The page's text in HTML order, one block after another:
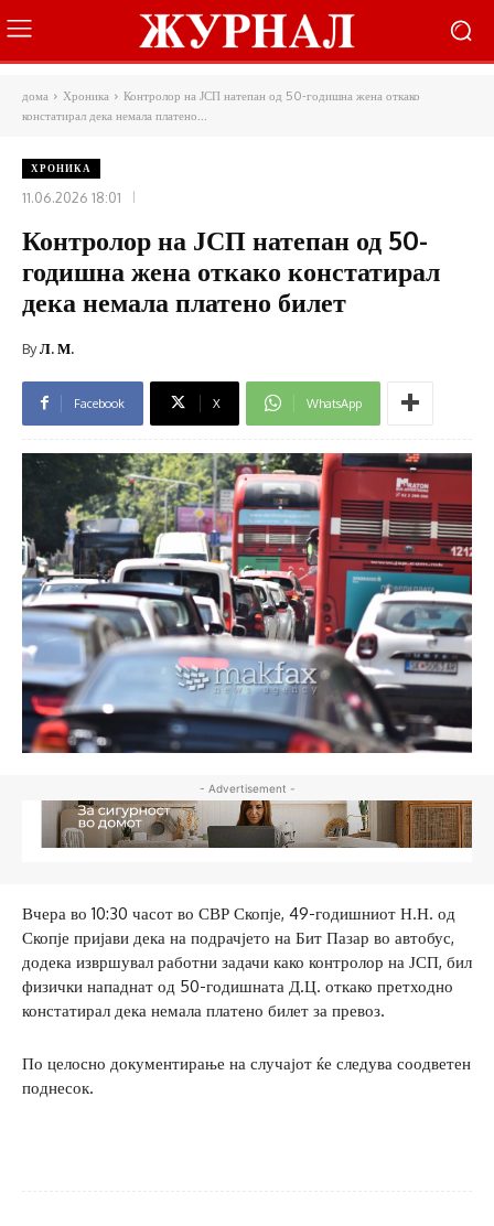
дома Хроника
Контролор на ЈСП натепан од 50-годишна жена откако
констатирал дека немала платено...
ХРОНИКА
11.06.2026 18:01
Контролор на ЈСП натепан од 50-
годишна жена откако констатирал
дека немала платено билет
ByЛ. М.
Facebook X WhatsApp
- Advertisement -
Вчера во 10:30 часот во СВР Скопје, 49-годишниот Н.Н. од
Скопје пријави дека на подрачјето на Бит Пазар во автобус,
додека извршувал работни задачи како контролор на ЈСП, бил
физички нападнат од 50-годишната Д.Ц. откако претходно
констатирал дека немала платено билет за превоз.
По целосно документирање на случајот ќе следува соодветен
поднесок.